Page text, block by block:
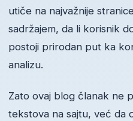
utiče na najvažnije
sadržajem, da li korisnik
postoji prirodan put ka
analizu.
Zato ovaj blog članak ne
tekstova na sajtu, već da